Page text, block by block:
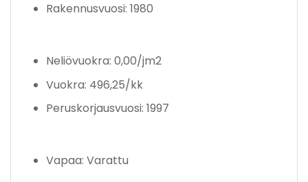
Rakennusvuosi: 1980
Neliövuokra: 0,00/jm2
Vuokra: 496,25/kk
Peruskorjausvuosi: 1997
Vapaa: Varattu